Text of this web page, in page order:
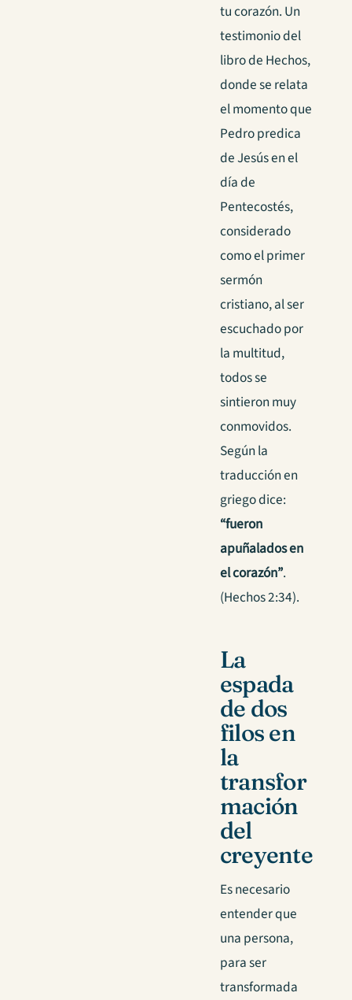
tu corazón. Un
testimonio del
libro de Hechos,
donde se relata
el momento que
Pedro predica
de Jesús en el
día de
Pentecostés,
considerado
como el primer
sermón
cristiano, al ser
escuchado por
la multitud,
todos se
sintieron muy
conmovidos.
Según la
traducción en
griego dice:
“fueron
apuñalados en
el corazón”.
(Hechos 2:34).
La
espada
de dos
filos en
la
transfor
mación
del
creyente
Es necesario
entender que
una persona,
para ser
transformada